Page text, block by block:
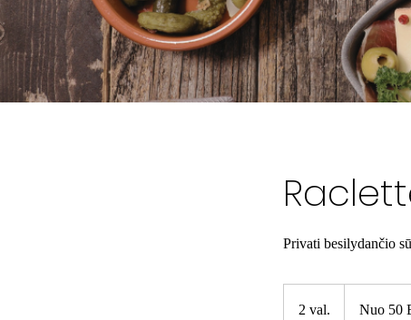
Privati besilydančio
2 val.
EUR/asm.
Nuo 50